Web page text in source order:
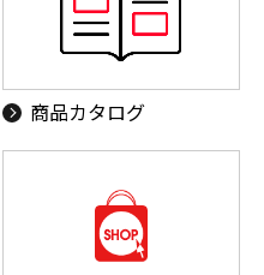
商品カタログ